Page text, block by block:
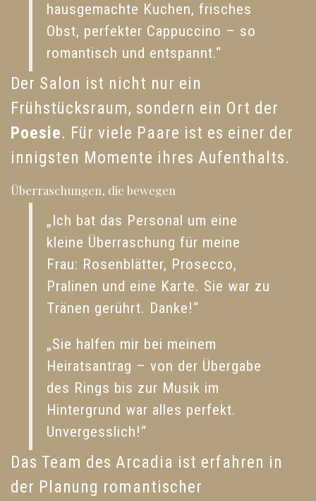
hausgemachte Kuchen, frisches
Obst, perfekter Cappuccino – so
romantisch und entspannt.“
Der Salon ist nicht nur ein
Frühstücksraum, sondern ein Ort der
Poesie. Für viele Paare ist es einer der
innigsten Momente ihres Aufenthalts.
Überraschungen, die bewegen
„Ich bat das Personal um eine
kleine Überraschung für meine
Frau: Rosenblätter, Prosecco,
Pralinen und eine Karte. Sie war zu
Tränen gerührt. Danke!“
„Sie halfen mir bei meinem
Heiratsantrag – von der Übergabe
des Rings bis zur Musik im
Hintergrund war alles perfekt.
Unvergesslich!“
Das Team des Arcadia ist erfahren in
der Planung romantischer